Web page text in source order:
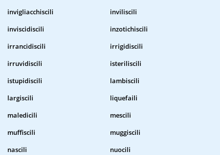
invigliacchiscili
inviliscili
inviscidiscili
inzotichiscili
irrancidiscili
irrigidiscili
irruvidiscili
isteriliscili
istupidiscili
lambiscili
largiscili
liquefaili
maledicili
mescili
muffiscili
muggiscili
nascili
nuocili